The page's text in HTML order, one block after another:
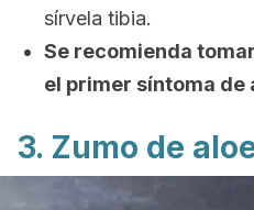
sírvela tibia.
Se recomienda
el primer síntoma de
3. Zumo de